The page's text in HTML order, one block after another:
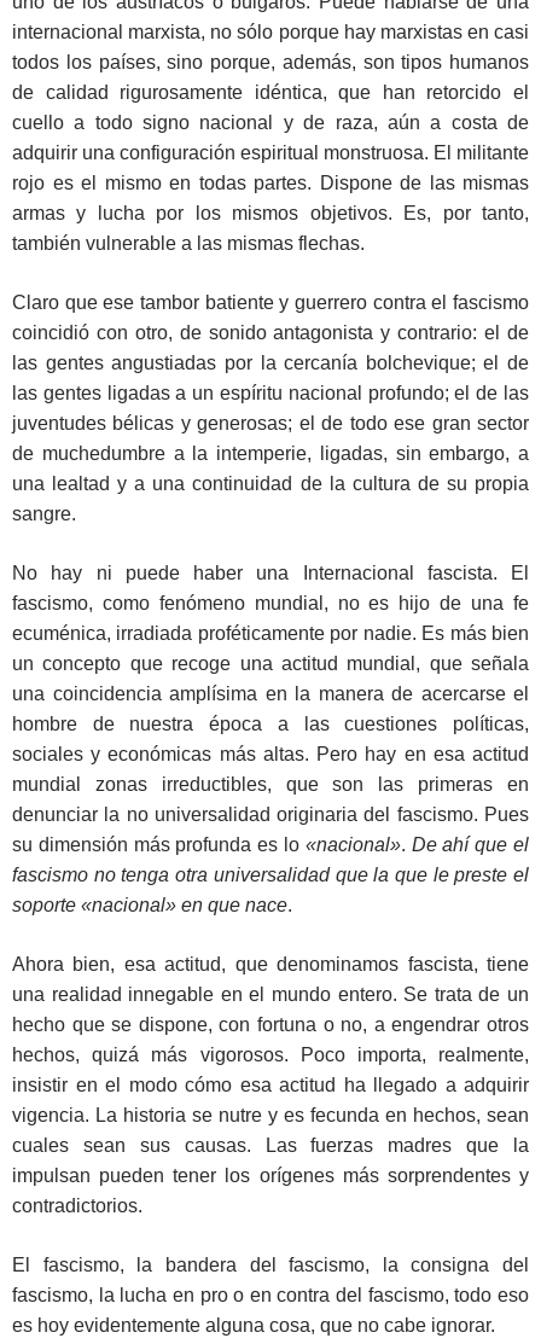
internacional marxista, no sólo porque hay marxistas en casi
todos los países, sino porque, además, son tipos humanos
de calidad rigurosamente idéntica, que han retorcido el
cuello a todo signo nacional y de raza, aún a costa de
adquirir una configuración espiritual monstruosa. El militante
rojo es el mismo en todas partes. Dispone de las mismas
armas y lucha por los mismos objetivos. Es, por tanto,
también vulnerable a las mismas flechas.
Claro que ese tambor batiente y guerrero contra el fascismo
coincidió con otro, de sonido antagonista y contrario: el de
las gentes angustiadas por la cercanía bolchevique; el de
las gentes ligadas a un espíritu nacional profundo; el de las
juventudes bélicas y generosas; el de todo ese gran sector
de muchedumbre a la intemperie, ligadas, sin embargo, a
una lealtad y a una continuidad de la cultura de su propia
sangre.
No hay ni puede haber una Internacional fascista. El
fascismo, como fenómeno mundial, no es hijo de una fe
ecuménica, irradiada proféticamente por nadie. Es más bien
un concepto que recoge una actitud mundial, que señala
una coincidencia amplísima en la manera de acercarse el
hombre de nuestra época a las cuestiones políticas,
sociales y económicas más altas. Pero hay en esa actitud
mundial zonas irreductibles, que son las primeras en
denunciar la no universalidad originaria del fascismo. Pues
su dimensión más profunda es lo «nacional». De ahí que el
fascismo no tenga otra universalidad que la que le preste el
soporte «nacional» en que nace.
Ahora bien, esa actitud, que denominamos fascista, tiene
una realidad innegable en el mundo entero. Se trata de un
hecho que se dispone, con fortuna o no, a engendrar otros
hechos, quizá más vigorosos. Poco importa, realmente,
insistir en el modo cómo esa actitud ha llegado a adquirir
vigencia. La historia se nutre y es fecunda en hechos, sean
cuales sean sus causas. Las fuerzas madres que la
impulsan pueden tener los orígenes más sorprendentes y
contradictorios.
El fascismo, la bandera del fascismo, la consigna del
fascismo, la lucha en pro o en contra del fascismo, todo eso
es hoy evidentemente alguna cosa, que no cabe ignorar.